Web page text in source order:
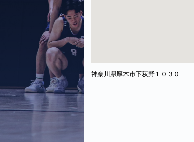
神奈川県厚木市下荻野１０３０